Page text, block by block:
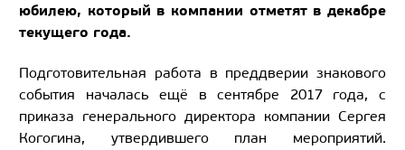
юбилею, который в компании отметят в декабре
текущего года.
Подготовительная работа в преддверии знакового
события началась ещё в сентябре 2017 года, с
приказа генерального директора компании Сергея
Когогина, утвердившего план мероприятий.